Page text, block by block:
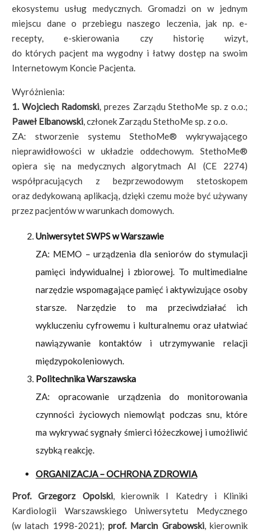
ekosystemu usług medycznych. Gromadzi on w jednym
miejscu dane o przebiegu naszego leczenia, jak np. e-
recepty, e-skierowania czy historię wizyt,
do których pacjent ma wygodny i łatwy dostęp na swoim
Internetowym Koncie Pacjenta.
Wyróżnienia:
1. Wojciech Radomski, prezes Zarządu StethoMe sp. z o.o.;
Paweł Elbanowski, członek Zarządu StethoMe sp. z o.o.
ZA: stworzenie systemu StethoMe® wykrywającego
nieprawidłowości w układzie oddechowym. StethoMe®
opiera się na medycznych algorytmach AI (CE 2274)
współpracujących z bezprzewodowym stetoskopem
oraz dedykowaną aplikacją, dzięki czemu może być używany
przez pacjentów w warunkach domowych.
Uniwersytet SWPS w Warszawie
ZA: MEMO – urządzenia dla seniorów do stymulacji
pamięci indywidualnej i zbiorowej. To multimedialne
narzędzie wspomagające pamięć i aktywizujące osoby
starsze. Narzędzie to ma przeciwdziałać ich
wykluczeniu cyfrowemu i kulturalnemu oraz ułatwiać
nawiązywanie kontaktów i utrzymywanie relacji
międzypokoleniowych.
Politechnika Warszawska
ZA: opracowanie urządzenia do monitorowania
czynności życiowych niemowląt podczas snu, które
ma wykrywać sygnały śmierci łóżeczkowej i umożliwić
szybką reakcję.
ORGANIZACJA – OCHRONA ZDROWIA
Prof. Grzegorz Opolski, kierownik I Katedry i Kliniki
Kardiologii Warszawskiego Uniwersytetu Medycznego
(w latach 1998-2021);prof. Marcin Grabowski, kierownik